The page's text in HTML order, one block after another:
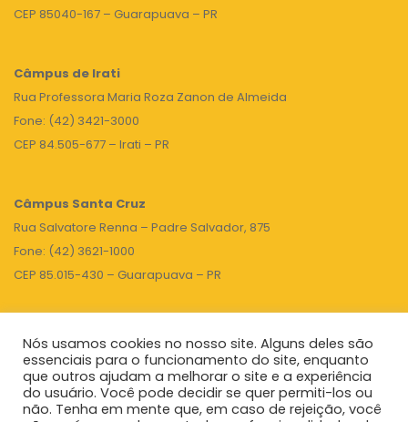
CEP 85040-167 – Guarapuava – PR
Câmpus de Irati
Rua Professora Maria Roza Zanon de Almeida
Fone: (42) 3421-3000
CEP 84.505-677 – Irati – PR
Câmpus Santa Cruz
Rua Salvatore Renna – Padre Salvador, 875
Fone: (42) 3621-1000
CEP 85.015-430 – Guarapuava – PR
TOPO
Unicentro |Governo do Paraná|Seti| Agenda do Reitor
Nós usamos cookies no nosso site. Alguns deles são
essenciais para o funcionamento do site, enquanto
que outros ajudam a melhorar o site e a experiência
do usuário. Você pode decidir se quer permiti-los ou
não. Tenha em mente que, em caso de rejeição, você